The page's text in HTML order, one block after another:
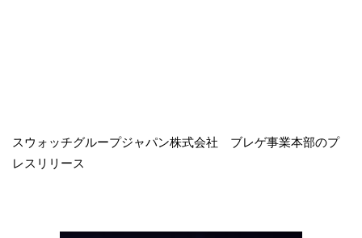
スウォッチグループジャパン株式会社 ブレゲ事業本部のプ
レスリリース